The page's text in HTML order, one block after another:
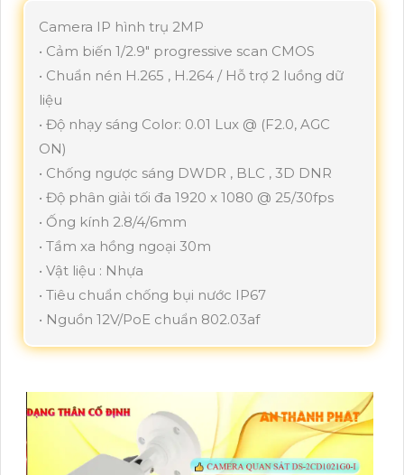
Camera IP hình trụ 2MP
• Cảm biến 1/2.9" progressive scan CMOS
• Chuẩn nén H.265 , H.264 / Hỗ trợ 2 luồng dữ
liệu
• Độ nhạy sáng Color: 0.01 Lux @ (F2.0, AGC
ON)
• Chống ngược sáng DWDR , BLC , 3D DNR
• Độ phân giải tối đa 1920 x 1080 @ 25/30fps
• Ống kính 2.8/4/6mm
• Tầm xa hồng ngoại 30m
• Vật liệu : Nhựa
• Tiêu chuẩn chống bụi nước IP67
• Nguồn 12V/PoE chuẩn 802.03af